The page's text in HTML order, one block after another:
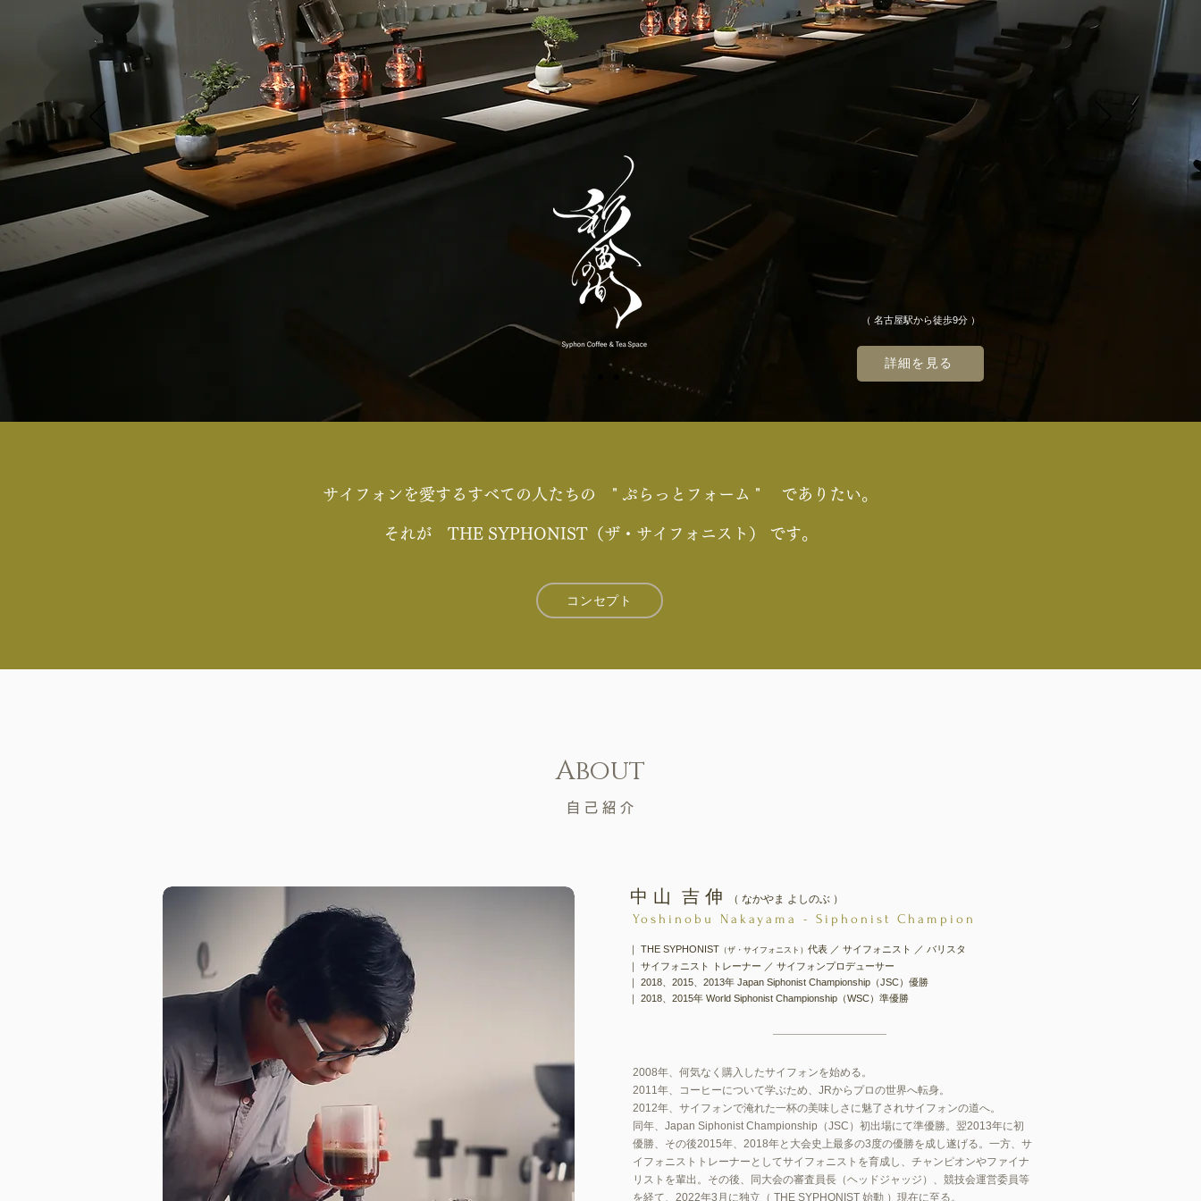
（ 名古屋駅から徒歩9分 ）
詳細を見る
サイフォンを愛するすべての人たちの " ぷらっとフォーム " でありたい。
それが THE SYPHONIST（ザ・サイフォニスト） です。
コンセプト
About
自 己 紹 介
中 山 吉 伸 （ なかやま よしのぶ ）
Yoshinobu Nakayama - Siphonist Champion
｜ THE SYPHONIST （ザ・サイフォニスト） 代表 ／ サイフォニスト ／ バリスタ
​｜ サイフォニスト トレーナー ／ サイフォンプロデューサー
｜ 2018、2015、2013年 Japan Siphonist Championship（JSC）優勝
｜ 2018、2015年 World Siphonist Championship（WSC）準優勝
2008年、何気なく購入したサイフォンを始める。
2011年、コーヒーについて学ぶため、JRからプロの世界へ転身。
2012年、サイフォンで淹れた一杯の美味しさに魅了されサイフォンの道へ。
​同年、Japan Siphonist Championship（JSC）初出場にて準優勝。翌2013年に初
優勝、その後2015年、2018年と大会史上最多の3度の優勝を成し遂げる。一方、サ
イフォニストトレーナーとしてサイフォニストを育成し、チャンピオンやファイナ
リストを輩出。その後、同大会の審査員長（ヘッドジャッジ）、競技会運営委員等
を経て、2022年3月に独立（ THE SYPHONIST 始動 ）現在に至る。